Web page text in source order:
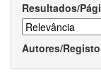
Resultados/
Autores/Registo